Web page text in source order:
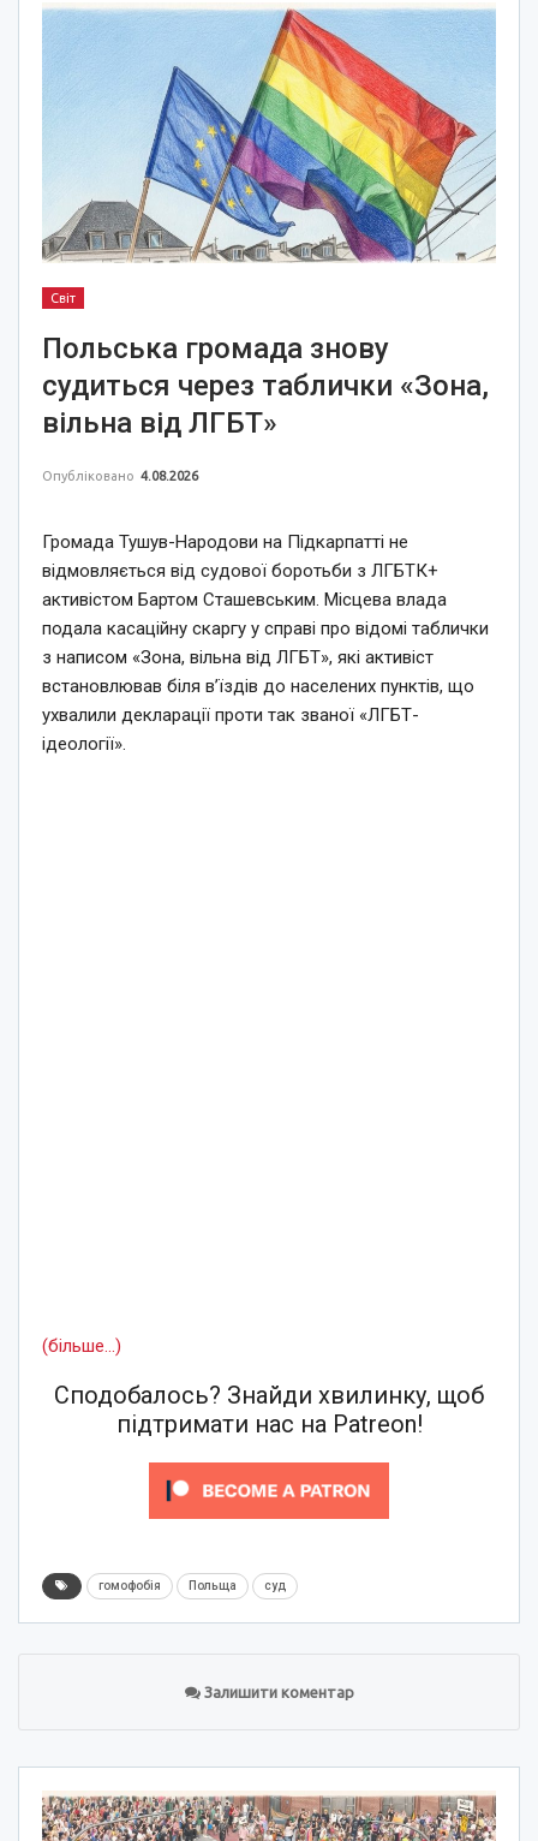
Світ
Польська громада знову
судиться через таблички «Зона,
вільна від ЛГБТ»
Опубліковано 4.08.2026
Громада Тушув-Народови на Підкарпатті не
відмовляється від судової боротьби з ЛГБТК+
активістом Бартом Сташевським. Місцева влада
подала касаційну скаргу у справі про відомі таблички
з написом «Зона, вільна від ЛГБТ», які активіст
встановлював біля в’їздів до населених пунктів, що
ухвалили декларації проти так званої «ЛГБТ-
ідеології».
(більше…)
Сподобалось? Знайди хвилинку, щоб
підтримати нас на Patreon!
гомофобія Польща суд
Залишити коментар